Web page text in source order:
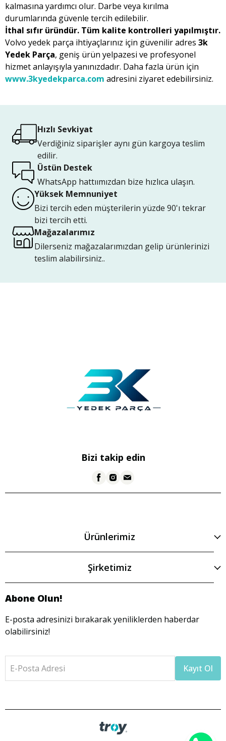
kalmasına yardımcı olur. Darbe veya kırılma
durumlarında güvenle tercih edilebilir.
İthal sıfır üründür. Tüm kalite kontrolleri yapılmıştır.
Volvo yedek parça ihtiyaçlarınız için güvenilir adres 3k
Yedek Parça, geniş ürün yelpazesi ve profesyonel
hizmet anlayışıyla yanınızdadır. Daha fazla ürün için
www.3kyedekparca.com adresini ziyaret edebilirsiniz.
Hızlı Sevkiyat
Verdiğiniz siparişler aynı gün kargoya teslim
edilir.
Üstün Destek
WhatsApp hattıımızdan bize hızlıca ulaşın.
Yüksek Memnuniyet
Bizi tercih eden müşterilerin yüzde 90'ı tekrar
bizi tercih etti.
Mağazalarımız
Dilerseniz mağazalarımızdan gelip ürünlerinizi
teslim alabilirsiniz..
Bizi takip edin
Ürünlerimiz
Şirketimiz
Abone Olun!
E-posta adresinizi bırakarak yeniliklerden haberdar
olabilirsiniz!
E-Posta Adresi Kayıt Ol